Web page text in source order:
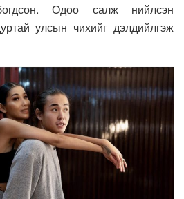
Одоо салж нийлсэн
улсын чихийг дэлдийлгэж